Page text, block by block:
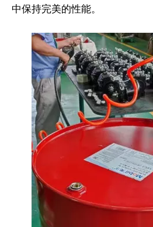
中保持完美的性能。